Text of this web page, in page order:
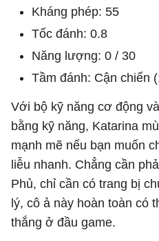
Kháng phép: 55
Tốc đánh: 0.8
Năng lượng: 0 / 30
Tầm đánh: Cận chiến
Với bộ kỹ năng cơ động
bằng kỹ năng, Katarina
mạnh mẽ nếu bạn muốn
liễu nhanh. Chẳng cần
Phủ, chỉ cần có trang bị
lý, cô ả này hoàn toàn có
thắng ở đầu game.